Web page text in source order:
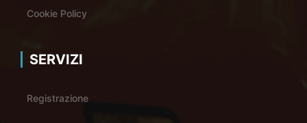
Cookie Policy
SERVIZI
Registrazione